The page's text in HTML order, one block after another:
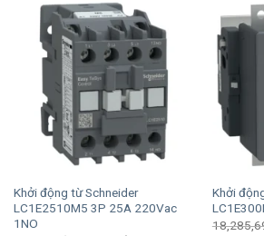
Khởi động từ Schneider
LC1E2510M5 3P 25A 220Vac
1NO
Khởi